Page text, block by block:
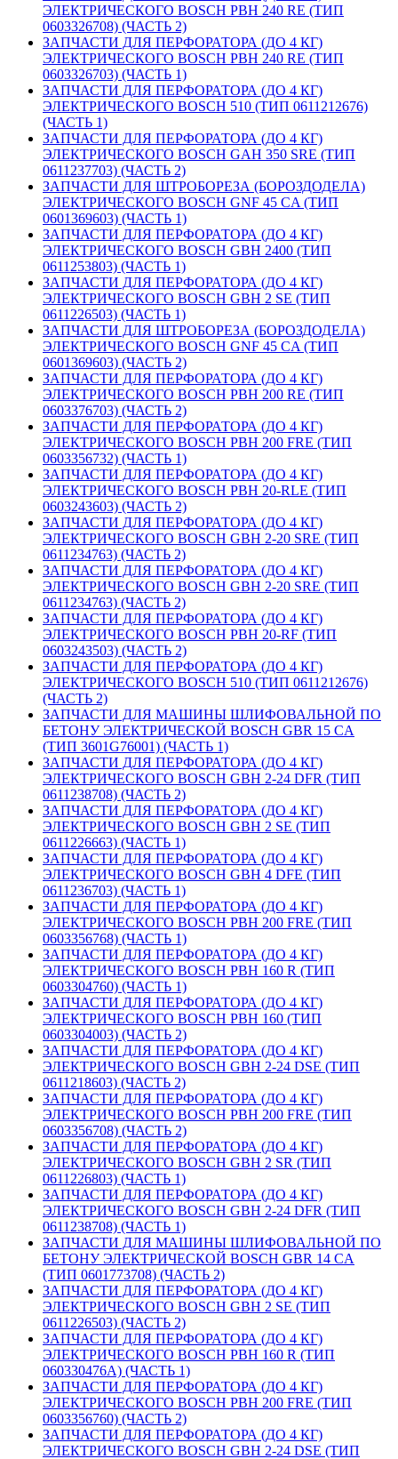
ЭЛЕКТРИЧЕСКОГО BOSCH PBH 240 RE (ТИП
0603326708) (ЧАСТЬ 2)
ЗАПЧАСТИ ДЛЯ ПЕРФОРАТОРА (ДО 4 КГ)
ЭЛЕКТРИЧЕСКОГО BOSCH PBH 240 RE (ТИП
0603326703) (ЧАСТЬ 1)
ЗАПЧАСТИ ДЛЯ ПЕРФОРАТОРА (ДО 4 КГ)
ЭЛЕКТРИЧЕСКОГО BOSCH 510 (ТИП 0611212676)
(ЧАСТЬ 1)
ЗАПЧАСТИ ДЛЯ ПЕРФОРАТОРА (ДО 4 КГ)
ЭЛЕКТРИЧЕСКОГО BOSCH GAH 350 SRE (ТИП
0611237703) (ЧАСТЬ 2)
ЗАПЧАСТИ ДЛЯ ШТРОБОРЕЗА (БОРОЗДОДЕЛА)
ЭЛЕКТРИЧЕСКОГО BOSCH GNF 45 CA (ТИП
0601369603) (ЧАСТЬ 1)
ЗАПЧАСТИ ДЛЯ ПЕРФОРАТОРА (ДО 4 КГ)
ЭЛЕКТРИЧЕСКОГО BOSCH GBH 2400 (ТИП
0611253803) (ЧАСТЬ 1)
ЗАПЧАСТИ ДЛЯ ПЕРФОРАТОРА (ДО 4 КГ)
ЭЛЕКТРИЧЕСКОГО BOSCH GBH 2 SE (ТИП
0611226503) (ЧАСТЬ 1)
ЗАПЧАСТИ ДЛЯ ШТРОБОРЕЗА (БОРОЗДОДЕЛА)
ЭЛЕКТРИЧЕСКОГО BOSCH GNF 45 CA (ТИП
0601369603) (ЧАСТЬ 2)
ЗАПЧАСТИ ДЛЯ ПЕРФОРАТОРА (ДО 4 КГ)
ЭЛЕКТРИЧЕСКОГО BOSCH PBH 200 RE (ТИП
0603376703) (ЧАСТЬ 2)
ЗАПЧАСТИ ДЛЯ ПЕРФОРАТОРА (ДО 4 КГ)
ЭЛЕКТРИЧЕСКОГО BOSCH PBH 200 FRE (ТИП
0603356732) (ЧАСТЬ 1)
ЗАПЧАСТИ ДЛЯ ПЕРФОРАТОРА (ДО 4 КГ)
ЭЛЕКТРИЧЕСКОГО BOSCH PBH 20-RLE (ТИП
0603243603) (ЧАСТЬ 2)
ЗАПЧАСТИ ДЛЯ ПЕРФОРАТОРА (ДО 4 КГ)
ЭЛЕКТРИЧЕСКОГО BOSCH GBH 2-20 SRE (ТИП
0611234763) (ЧАСТЬ 2)
ЗАПЧАСТИ ДЛЯ ПЕРФОРАТОРА (ДО 4 КГ)
ЭЛЕКТРИЧЕСКОГО BOSCH GBH 2-20 SRE (ТИП
0611234763) (ЧАСТЬ 2)
ЗАПЧАСТИ ДЛЯ ПЕРФОРАТОРА (ДО 4 КГ)
ЭЛЕКТРИЧЕСКОГО BOSCH PBH 20-RF (ТИП
0603243503) (ЧАСТЬ 2)
ЗАПЧАСТИ ДЛЯ ПЕРФОРАТОРА (ДО 4 КГ)
ЭЛЕКТРИЧЕСКОГО BOSCH 510 (ТИП 0611212676)
(ЧАСТЬ 2)
ЗАПЧАСТИ ДЛЯ МАШИНЫ ШЛИФОВАЛЬНОЙ ПО
БЕТОНУ ЭЛЕКТРИЧЕСКОЙ BOSCH GBR 15 CA
(ТИП 3601G76001) (ЧАСТЬ 1)
ЗАПЧАСТИ ДЛЯ ПЕРФОРАТОРА (ДО 4 КГ)
ЭЛЕКТРИЧЕСКОГО BOSCH GBH 2-24 DFR (ТИП
0611238708) (ЧАСТЬ 2)
ЗАПЧАСТИ ДЛЯ ПЕРФОРАТОРА (ДО 4 КГ)
ЭЛЕКТРИЧЕСКОГО BOSCH GBH 2 SE (ТИП
0611226663) (ЧАСТЬ 1)
ЗАПЧАСТИ ДЛЯ ПЕРФОРАТОРА (ДО 4 КГ)
ЭЛЕКТРИЧЕСКОГО BOSCH GBH 4 DFE (ТИП
0611236703) (ЧАСТЬ 1)
ЗАПЧАСТИ ДЛЯ ПЕРФОРАТОРА (ДО 4 КГ)
ЭЛЕКТРИЧЕСКОГО BOSCH PBH 200 FRE (ТИП
0603356768) (ЧАСТЬ 1)
ЗАПЧАСТИ ДЛЯ ПЕРФОРАТОРА (ДО 4 КГ)
ЭЛЕКТРИЧЕСКОГО BOSCH PBH 160 R (ТИП
0603304760) (ЧАСТЬ 1)
ЗАПЧАСТИ ДЛЯ ПЕРФОРАТОРА (ДО 4 КГ)
ЭЛЕКТРИЧЕСКОГО BOSCH PBH 160 (ТИП
0603304003) (ЧАСТЬ 2)
ЗАПЧАСТИ ДЛЯ ПЕРФОРАТОРА (ДО 4 КГ)
ЭЛЕКТРИЧЕСКОГО BOSCH GBH 2-24 DSE (ТИП
0611218603) (ЧАСТЬ 2)
ЗАПЧАСТИ ДЛЯ ПЕРФОРАТОРА (ДО 4 КГ)
ЭЛЕКТРИЧЕСКОГО BOSCH PBH 200 FRE (ТИП
0603356708) (ЧАСТЬ 2)
ЗАПЧАСТИ ДЛЯ ПЕРФОРАТОРА (ДО 4 КГ)
ЭЛЕКТРИЧЕСКОГО BOSCH GBH 2 SR (ТИП
0611226803) (ЧАСТЬ 1)
ЗАПЧАСТИ ДЛЯ ПЕРФОРАТОРА (ДО 4 КГ)
ЭЛЕКТРИЧЕСКОГО BOSCH GBH 2-24 DFR (ТИП
0611238708) (ЧАСТЬ 1)
ЗАПЧАСТИ ДЛЯ МАШИНЫ ШЛИФОВАЛЬНОЙ ПО
БЕТОНУ ЭЛЕКТРИЧЕСКОЙ BOSCH GBR 14 CA
(ТИП 0601773708) (ЧАСТЬ 2)
ЗАПЧАСТИ ДЛЯ ПЕРФОРАТОРА (ДО 4 КГ)
ЭЛЕКТРИЧЕСКОГО BOSCH GBH 2 SE (ТИП
0611226503) (ЧАСТЬ 2)
ЗАПЧАСТИ ДЛЯ ПЕРФОРАТОРА (ДО 4 КГ)
ЭЛЕКТРИЧЕСКОГО BOSCH PBH 160 R (ТИП
060330476A) (ЧАСТЬ 1)
ЗАПЧАСТИ ДЛЯ ПЕРФОРАТОРА (ДО 4 КГ)
ЭЛЕКТРИЧЕСКОГО BOSCH PBH 200 FRE (ТИП
0603356760) (ЧАСТЬ 2)
ЗАПЧАСТИ ДЛЯ ПЕРФОРАТОРА (ДО 4 КГ)
ЭЛЕКТРИЧЕСКОГО BOSCH GBH 2-24 DSE (ТИП